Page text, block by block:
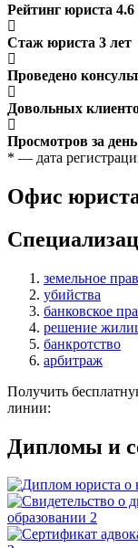
Рейтинг юриста 4.6
Стаж юриста 3 лет
Проведено
Довольных
Просмотров за день
* — дата
Офис
земельное
убийства
банковское
решение
банкротство
арбитраж
Получить
линии:
Дипломы и